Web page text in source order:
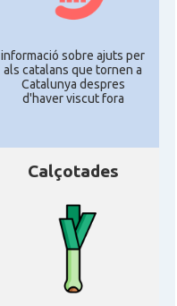
informació sobre ajuts per
als catalans que tornen a
Catalunya despres
d'haver viscut fora
Calçotades